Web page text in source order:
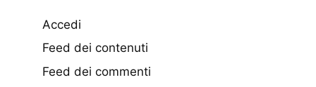
Accedi
Feed dei contenuti
Feed dei commenti